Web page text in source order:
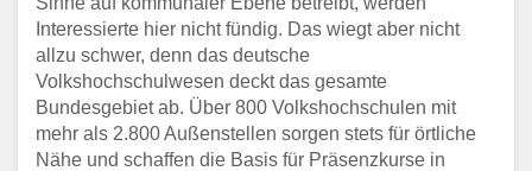
Interessierte hier nicht fündig. Das wiegt aber nicht
allzu schwer, denn das deutsche
Volkshochschulwesen deckt das gesamte
Bundesgebiet ab. Über 800 Volkshochschulen mit
mehr als 2.800 Außenstellen sorgen stets für örtliche
Nähe und schaffen die Basis für Präsenzkurse in